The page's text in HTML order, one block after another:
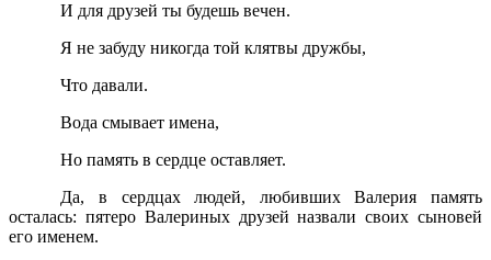
И для друзей ты будешь вечен.
Я не забуду никогда той клятвы дружбы,
Что давали.
Вода смывает имена,
Но память в сердце оставляет.
Да, в сердцах людей, любивших Валерия память
осталась: пятеро Валериных друзей назвали своих сыновей
его именем.